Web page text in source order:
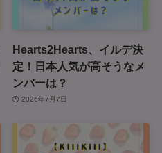
Hearts2Hearts、イルデ決
定！日本人気が高そうなメ
ンバーは？
2026年7月7日